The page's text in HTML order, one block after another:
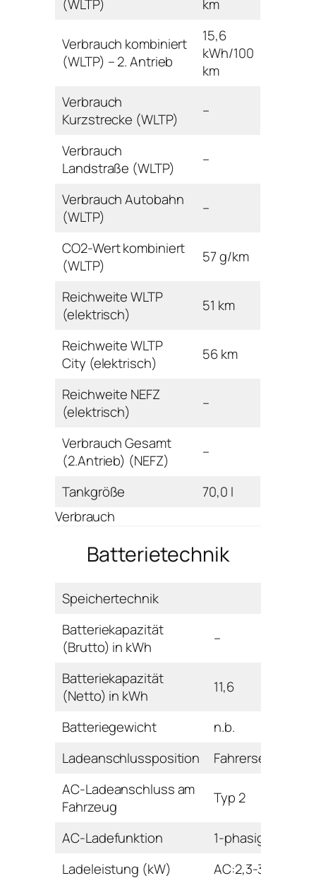
(WLTP) km
Verbrauch kombiniert
(WLTP) – 2. Antrieb
15,6
kWh/100
km
Verbrauch
Kurzstrecke (WLTP)
–
Verbrauch
Landstraße (WLTP)
–
Verbrauch Autobahn
(WLTP)
–
CO2-Wert kombiniert
(WLTP)
57 g/km
Reichweite WLTP
(elektrisch)
51 km
Reichweite WLTP
City (elektrisch)
56 km
Reichweite NEFZ
(elektrisch)
–
Verbrauch Gesamt
(2.Antrieb) (NEFZ)
–
Tankgröße
70,0 l
Verbrauch
Batterietechnik
Speichertechnik
Batteriekapazität
(Brutto) in kWh
–
Batteriekapazität
(Netto) in kWh
11,6
Batteriegewicht
n.b.
Ladeanschlussposition
Fahrerseite
AC-Ladeanschluss am
Fahrzeug
Typ 2
AC-Ladefunktion
1-phasig
Ladeleistung (kW)
AC:2,3-3,7